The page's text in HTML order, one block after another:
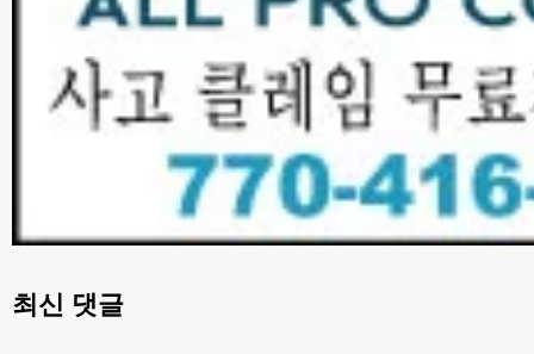
최신 댓글